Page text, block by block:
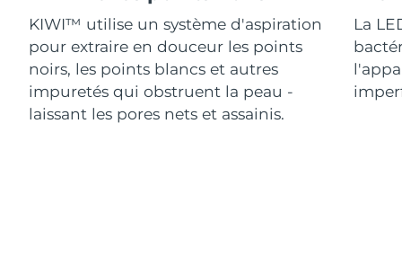
KIWI™ utilise un système d'aspiration
pour extraire en douceur les points
noirs, les points blancs et autres
impuretés qui obstruent la peau -
laissant les pores nets et assainis.
La
Italie Livraison estimée29/1/2026
Japon Livraison estimée 1/2/2026
Jersey Livraison estimée